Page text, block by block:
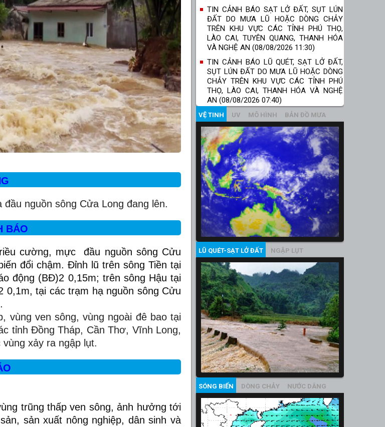
nguồn sông Cửa Long đang lên.
BÁO
cường, mực đầu nguồn sông Cửu
đổi chậm. Đỉnh lũ trên sông Tiền tại
động (BĐ)2 0,15m; trên sông Hậu tại
tại các trạm hạ nguồn sông Cửu
vùng ven sông, vùng ngoài đê bao tại
tỉnh Đồng Tháp, Cần Thơ, Vĩnh Long,
xảy ra ngập lụt.
trũng thấp ven sông, ảnh hưởng tới
sản xuất nông nghiệp, dân sinh và
TIN CẢNH BÁO SẠT LỞ ĐẤT, SỤT LÚN
ĐẤT DO MƯA LŨ HOẶC DÒNG CHẢY
TRÊN KHU VỰC CÁC TỈNH PHÚ THỌ,
LÀO CAI, TUYÊN QUANG, THANH HÓA
VÀ NGHỆ AN (08/08/2026 11:30)
TIN CẢNH BÁO LŨ QUÉT, SẠT LỞ ĐẤT,
SỤT LÚN ĐẤT DO MƯA LŨ HOẶC DÒNG
CHẢY TRÊN KHU VỰC CÁC TỈNH PHÚ
THỌ, LÀO CAI, THANH HÓA VÀ NGHỆ
AN (08/08/2026 07:40)
VỆ TINH UV MÔ HÌNH BẢN ĐỒ MƯA
LŨ QUÉT-SẠT LỞ ĐẤT NGẬP LỤT
SÓNG BIỂN DÒNG CHẢY NƯỚC DÂNG